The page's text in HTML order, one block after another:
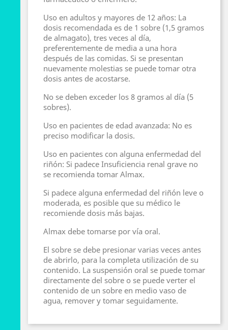
Uso en adultos y mayores de 12 años: La
dosis recomendada es de 1 sobre (1,5 gramos
de almagato), tres veces al día,
preferentemente de media a una hora
después de las comidas. Si se presentan
nuevamente molestias se puede tomar otra
dosis antes de acostarse.
No se deben exceder los 8 gramos al día (5
sobres).
Uso en pacientes de edad avanzada: No es
preciso modificar la dosis.
Uso en pacientes con alguna enfermedad del
riñón: Si padece Insuficiencia renal grave no
se recomienda tomar Almax.
Si padece alguna enfermedad del riñón leve o
moderada, es posible que su médico le
recomiende dosis más bajas.
Almax debe tomarse por vía oral.
El sobre se debe presionar varias veces antes
de abrirlo, para la completa utilización de su
contenido. La suspensión oral se puede tomar
directamente del sobre o se puede verter el
contenido de un sobre en medio vaso de
agua, remover y tomar seguidamente.